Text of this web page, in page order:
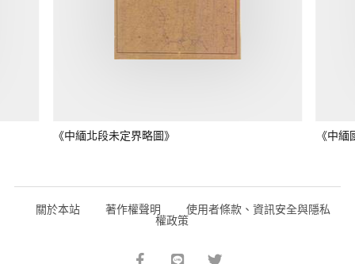
《中緬北段未定界略圖》 《中
關於本站 著作權聲明 使用者條款、資訊安全與隱私
權政策